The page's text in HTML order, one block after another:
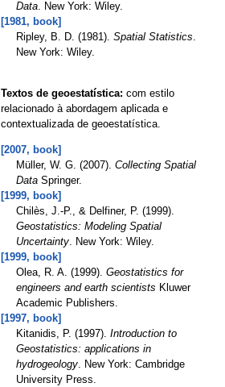
Data. New York: Wiley.
[1981, book]
Ripley, B. D. (1981). Spatial Statistics.
New York: Wiley.
Textos de geoestatística: com estilo
relacionado à abordagem aplicada e
contextualizada de geoestatística.
[2007, book]
Müller, W. G. (2007). Collecting Spatial
DataSpringer.
[1999, book]
Chilès, J.-P., & Delfiner, P. (1999).
Geostatistics: Modeling Spatial
Uncertainty. New York: Wiley.
[1999, book]
Olea, R. A. (1999). Geostatistics for
engineers and earth scientists Kluwer
Academic Publishers.
[1997, book]
Kitanidis, P. (1997). Introduction to
Geostatistics: applications in
hydrogeology. New York: Cambridge
University Press.